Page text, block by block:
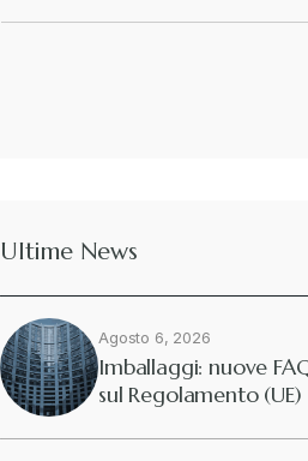
Ultime News
Agosto 6, 2026
Imballaggi: nuove
sul Regolamento (UE)